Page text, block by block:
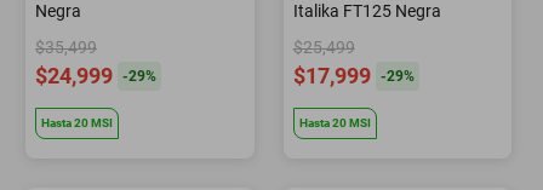
Negra
$35,499
$24,999 -29%
Hasta20MSI
Italika FT125 Negra
$25,499
$17,999 -29%
Hasta20MSI